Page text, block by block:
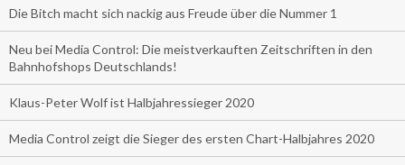
Die Bitch macht sich nackig aus Freude über die Nummer 1
Neu bei Media Control: Die meistverkauften Zeitschriften in den
Bahnhofshops Deutschlands!
Klaus-Peter Wolf ist Halbjahressieger 2020
Media Control zeigt die Sieger des ersten Chart-Halbjahres 2020